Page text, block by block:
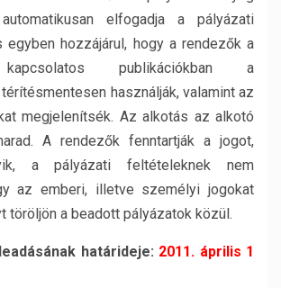
elfogadja a pályázati
hozzájárul, hogy a rendezők a
publikációkban a
használják, valamint az
megjelenítsék. Az alkotás az alkotó
A rendezők fenntartják a jogot,
a pályázati feltételeknek nem
az emberi, illetve személyi jogokat
töröljön a beadott pályázatok közül.
határideje: 2011. április 1